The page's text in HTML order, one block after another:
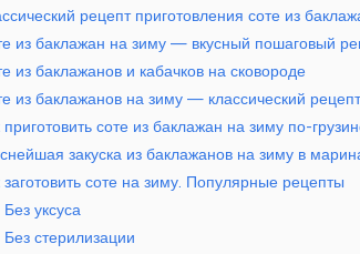
рецепт приготовления соте из
из баклажан на зиму — вкусный пошаговый
из баклажанов и кабачков на сковороде
из баклажанов на зиму — классический
приготовить соте из баклажан на зиму по-
закуска из баклажанов на зиму в
заготовить соте на зиму. Популярные рецепты
Без уксуса
Без стерилизации